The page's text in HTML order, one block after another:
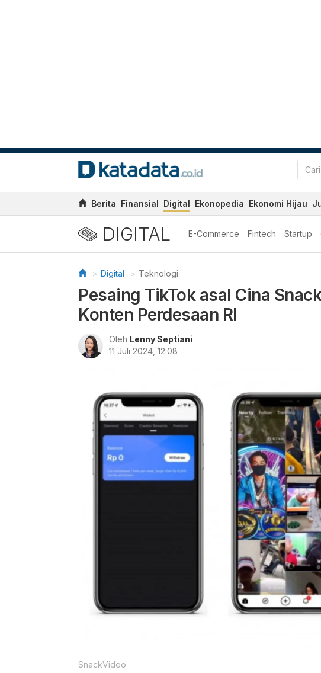
Berita Finansial Digital Ekonopedia Ekonomi Hijau
DIGITAL E-Commerce Fintech Startup
Digital Teknologi
Pesaing TikTok asal Cina
Konten Perdesaan RI
Oleh Lenny Septiani
11 Juli 2024, 12:08
SnackVideo